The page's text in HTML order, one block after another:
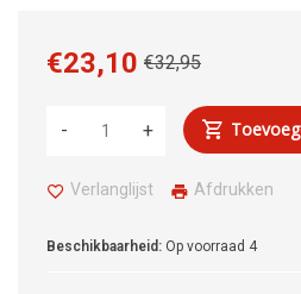
€32,95
€23,10
+
-
Verlanglijst Afdrukken
Beschikbaarheid: Op voorraad 4